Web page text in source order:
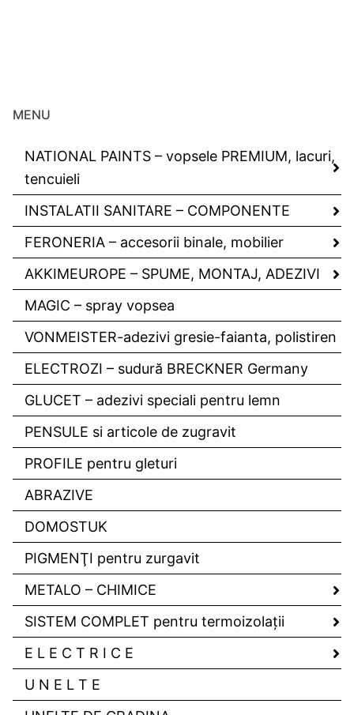
MENU
NATIONAL PAINTS – vopsele PREMIUM, lacuri,
tencuieli
INSTALATII SANITARE – COMPONENTE
FERONERIA – accesorii binale, mobilier
AKKIMEUROPE – SPUME, MONTAJ, ADEZIVI
MAGIC – spray vopsea
VONMEISTER-adezivi gresie-faianta, polistiren
ELECTROZI – sudură BRECKNER Germany
GLUCET – adezivi speciali pentru lemn
PENSULE si articole de zugravit
PROFILE pentru gleturi
ABRAZIVE
DOMOSTUK
PIGMENŢI pentru zurgavit
METALO – CHIMICE
SISTEM COMPLET pentru termoizolaţii
E L E C T R I C E
U N E L T E